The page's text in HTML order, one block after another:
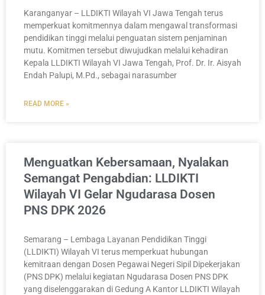
Karanganyar – LLDIKTI Wilayah VI Jawa Tengah terus
memperkuat komitmennya dalam mengawal transformasi
pendidikan tinggi melalui penguatan sistem penjaminan
mutu. Komitmen tersebut diwujudkan melalui kehadiran
Kepala LLDIKTI Wilayah VI Jawa Tengah, Prof. Dr. Ir. Aisyah
Endah Palupi, M.Pd., sebagai narasumber
READ MORE »
Menguatkan Kebersamaan, Nyalakan
Semangat Pengabdian: LLDIKTI
Wilayah VI Gelar Ngudarasa Dosen
PNS DPK 2026
Semarang – Lembaga Layanan Pendidikan Tinggi
(LLDIKTI) Wilayah VI terus memperkuat hubungan
kemitraan dengan Dosen Pegawai Negeri Sipil Dipekerjakan
(PNS DPK) melalui kegiatan Ngudarasa Dosen PNS DPK
yang diselenggarakan di Gedung A Kantor LLDIKTI Wilayah